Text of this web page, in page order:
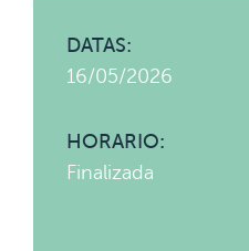
DATAS:
16/05/2026
HORARIO:
Finalizada